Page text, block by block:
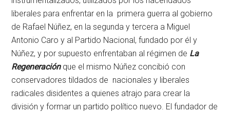
liberales para enfrentar en la primera guerra al gobierno
de Rafael Núñez, en la segunda y tercera a Miguel
Antonio Caro y al Partido Nacional, fundado por él y
Núñez, y por supuesto enfrentaban al régimen de La
Regeneraciónque el mismo Núñez concibió con
conservadores tildados de nacionales y liberales
radicales disidentes a quienes atrajo para crear la
división y formar un partido político nuevo. El fundador de